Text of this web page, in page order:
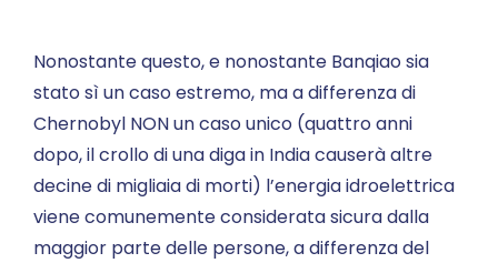
Nonostante questo, e nonostante Banqiao sia
stato sì un caso estremo, ma a differenza di
Chernobyl NON un caso unico (quattro anni
dopo, il crollo di una diga in India causerà altre
decine di migliaia di morti) l’energia idroelettrica
viene comunemente considerata sicura dalla
maggior parte delle persone, a differenza del